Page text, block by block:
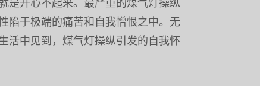
是开心不起来。最严重的煤气灯操纵
陷于极端的痛苦和自我憎恨之中。无
活中见到，煤气灯操纵引发的自我怀